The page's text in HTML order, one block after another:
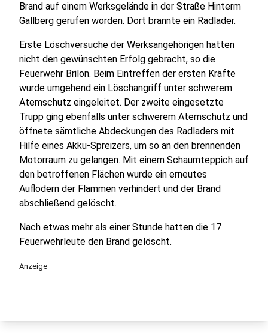
Brand auf einem Werksgelände in der Straße Hinterm
Gallberg gerufen worden. Dort brannte ein Radlader.
Erste Löschversuche der Werksangehörigen hatten
nicht den gewünschten Erfolg gebracht, so die
Feuerwehr Brilon. Beim Eintreffen der ersten Kräfte
wurde umgehend ein Löschangriff unter schwerem
Atemschutz eingeleitet. Der zweite eingesetzte
Trupp ging ebenfalls unter schwerem Atemschutz und
öffnete sämtliche Abdeckungen des Radladers mit
Hilfe eines Akku-Spreizers, um so an den brennenden
Motorraum zu gelangen. Mit einem Schaumteppich auf
den betroffenen Flächen wurde ein erneutes
Auflodern der Flammen verhindert und der Brand
abschließend gelöscht.
Nach etwas mehr als einer Stunde hatten die 17
Feuerwehrleute den Brand gelöscht.
Anzeige